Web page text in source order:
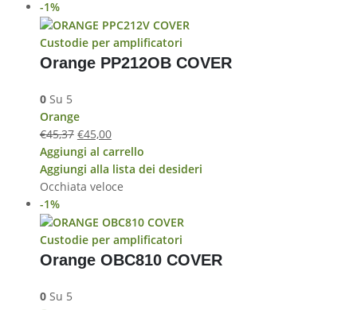
-1%
Custodie per amplificatori
Orange PP212OB COVER
0Su 5
Orange
€45,37 €45,00
Aggiungi al carrello
Aggiungi alla lista dei desideri
Occhiata veloce
-1%
Custodie per amplificatori
Orange OBC810 COVER
0Su 5